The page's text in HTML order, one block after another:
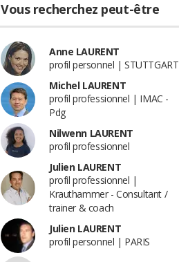
Vous recherchez peut-être
Anne LAURENT
profil personnel | STUTTGART
Michel LAURENT
profil professionnel | IMAC -
Pdg
Nilwenn LAURENT
profil professionnel
Julien LAURENT
profil professionnel |
Krauthammer - Consultant /
trainer & coach
Julien LAURENT
profil personnel | PARIS